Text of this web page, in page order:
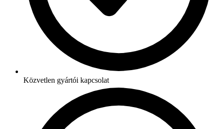
Közvetlen gyártói kapcsolat